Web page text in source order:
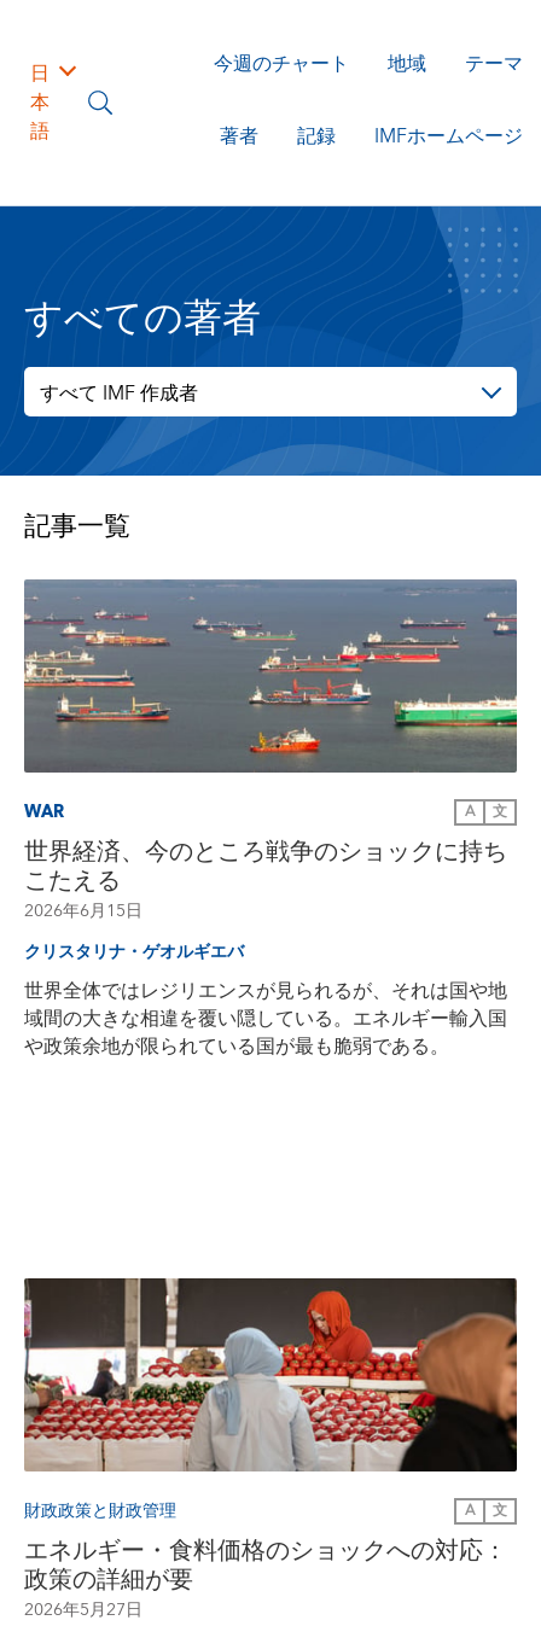
日
本
語
今週のチャート 地域 テーマ
著者 記録 IMFホームページ
すべての著者
すべて IMF 作成者
記事一覧
WAR A 文
世界経済、今のところ戦争のショックに持ち
こたえる
2026年6月15日
クリスタリナ・ゲオルギエバ
世界全体ではレジリエンスが見られるが、それは国や地
域間の大きな相違を覆い隠している。エネルギー輸入国
や政策余地が限られている国が最も脆弱である。
財政政策と財政管理 A 文
エネルギー・食料価格のショックへの対応：
政策の詳細が要
2026年5月27日